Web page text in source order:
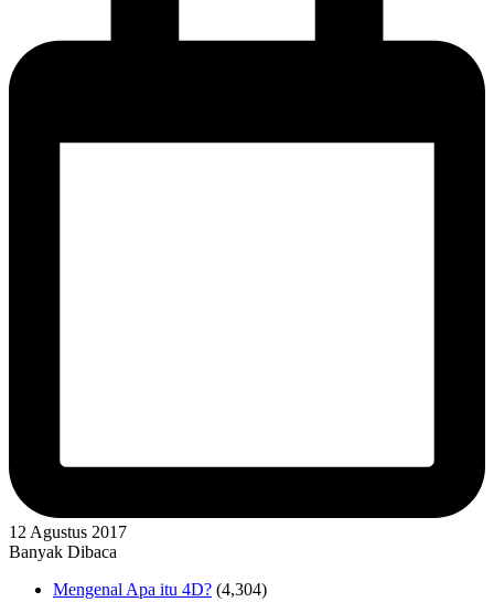
12 Agustus 2017
Banyak Dibaca
Mengenal Apa itu 4D? (4,304)